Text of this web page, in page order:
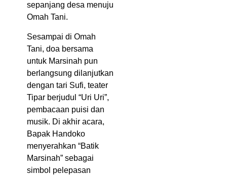
sepanjang desa menuju
Omah Tani.
Sesampai di Omah
Tani, doa bersama
untuk Marsinah pun
berlangsung dilanjutkan
dengan tari Sufi, teater
Tipar berjudul “Uri Uri”,
pembacaan puisi dan
musik. Di akhir acara,
Bapak Handoko
menyerahkan “Batik
Marsinah” sebagai
simbol pelepasan